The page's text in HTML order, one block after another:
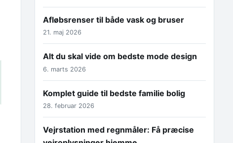
Afløbsrenser til både vask og bruser
21. maj 2026
Alt du skal vide om bedste mode design
6. marts 2026
Komplet guide til bedste familie bolig
28. februar 2026
Vejrstation med regnmåler: Få præcise